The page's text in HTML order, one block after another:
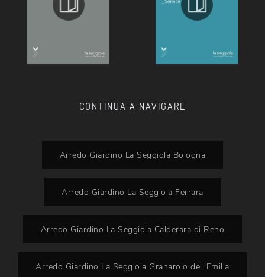
CONTINUA A NAVIGARE
Arredo Giardino La Seggiola Bologna
Arredo Giardino La Seggiola Ferrara
Arredo Giardino La Seggiola Calderara di Reno
Arredo Giardino La Seggiola Granarolo dell'Emilia